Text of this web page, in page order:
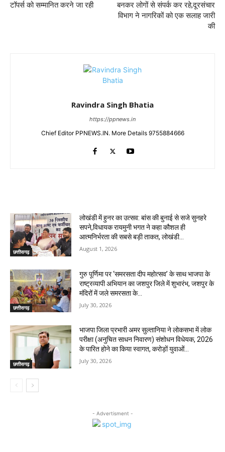
टॉपर्स को सम्मानित करने जा रही
बनकर लोगों से संपर्क कर रहे,दूरसंचार
विभाग ने नागरिकों को एक सलाह जारी
की
Ravindra Singh Bhatia
https://ppnews.in
Chief Editor PPNEWS.IN. More Details 9755884666
छत्तीसगढ़
लोखंडी में हुनर का उत्सव: बांस की बुनाई से सजे सुनहरे
सपने,विधायक रायमुनी भगत ने कहा कौशल ही
आत्मनिर्भरता की सबसे बड़ी ताकत, लोखंडी...
August 1, 2026
छत्तीसगढ़
गुरु पूर्णिमा पर ‘समरसता दीप महोत्सव’ के साथ भाजपा के
राष्ट्रव्यापी अभियान का जशपुर जिले में शुभारंभ, जशपुर के
मंदिरों में जले समरसता के...
July 30, 2026
छत्तीसगढ़
भाजपा जिला प्रभारी अमर सुल्तानिया ने लोकसभा में लोक
परीक्षा (अनुचित साधन निवारण) संशोधन विधेयक, 2026
के पारित होने का किया स्वागत, करोड़ों युवाओं...
July 30, 2026
- Advertisment -